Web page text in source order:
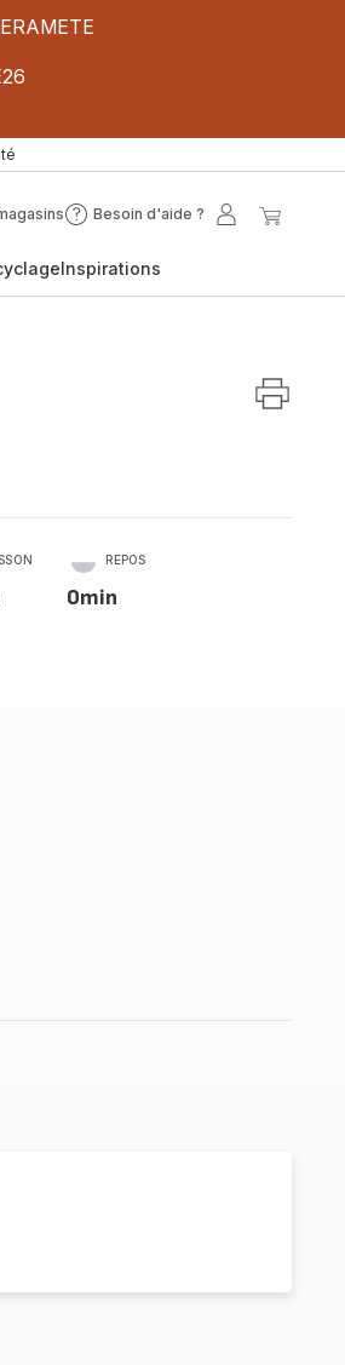
Besoin d'aide ?
Besoin
?
Mon
Inspirations
REPOS
0min